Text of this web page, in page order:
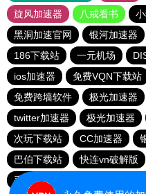
旋风加速器
八戒看书
黑洞加速官网
银河加速器
186下载站
一元机场
ios加速器
免费VQN下载站
免费跨墙软件
极光加速器
twitter加速器
极光加速器
次玩下载站
CC加速器
巴伯下载站
快连vn破解版
手机外国加速器官网